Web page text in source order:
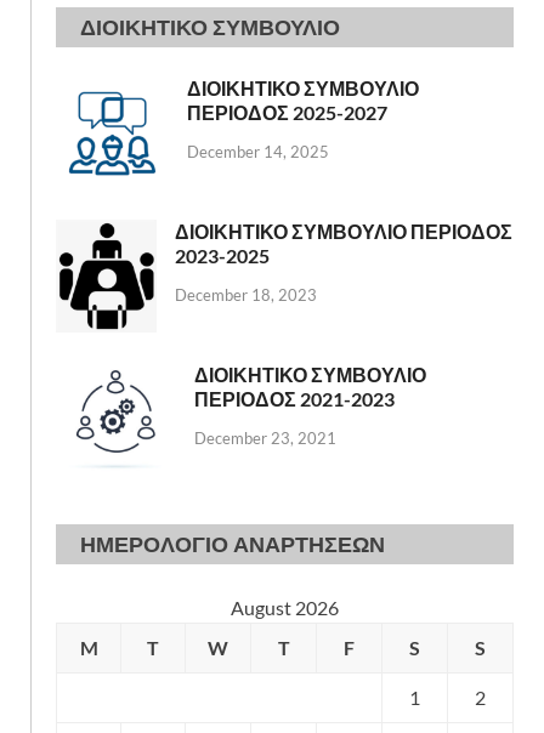
ΔΙΟΙΚΗΤΙΚΟ ΣΥΜΒΟΥΛΙΟ
ΔΙΟΙΚΗΤΙΚΟ ΣΥΜΒΟΥΛΙΟ
ΠΕΡΙΟΔΟΣ 2025-2027
December 14, 2025
ΔΙΟΙΚΗΤΙΚΟ ΣΥΜΒΟΥΛΙΟ ΠΕΡΙΟΔΟΣ
2023-2025
December 18, 2023
ΔΙΟΙΚΗΤΙΚΟ ΣΥΜΒΟΥΛΙΟ
ΠΕΡΙΟΔΟΣ 2021-2023
December 23, 2021
ΗΜΕΡΟΛΟΓΙΟ ΑΝΑΡΤΗΣΕΩΝ
August 2026
M
T W T F S S
1 2